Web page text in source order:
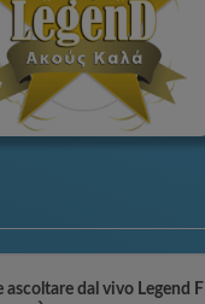
ascoltare dal vivo Legend